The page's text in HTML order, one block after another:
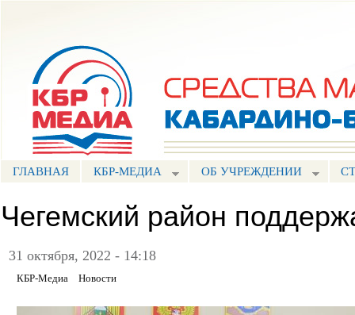
ГЛАВНАЯ КБР-МЕДИА ОБ УЧРЕЖДЕНИИ
Чегемский район
31 октября, 2022 - 14:18
КБР-Медиа Новости